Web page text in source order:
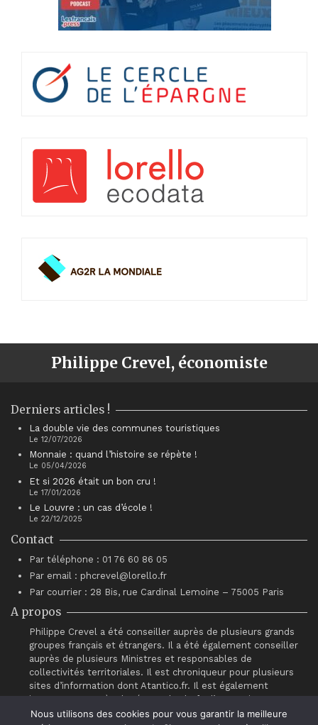
Philippe Crevel, économiste
Derniers articles !
La double vie des communes touristiques
Le 12/07/2026
Monnaie : quand l’histoire se répète !
Le 05/04/2026
Et si 2026 était un bon cru !
Le 17/01/2026
Le Louvre : un cas d’école !
Le 22/12/2025
Contact
Par téléphone : 01 76 60 86 05
Par email : phcrevel@lorello.fr
Par courrier : 28 Bis, rue Cardinal Lemoine – 75005 Paris
A propos
Philippe Crevel a été conseiller auprès de plusieurs grands
groupes français et étrangers. Il a été également conseiller
auprès de plusieurs Ministres et responsables de
collectivités territoriales. Il est chroniqueur pour plusieurs
sites d’information dont Atantico.fr. Il est également
intervenant auprès du réseau de chefs d’entreprises
“Association pour le Progrès du Management” (APM).
Nous utilisons des cookies pour vous garantir la meilleure